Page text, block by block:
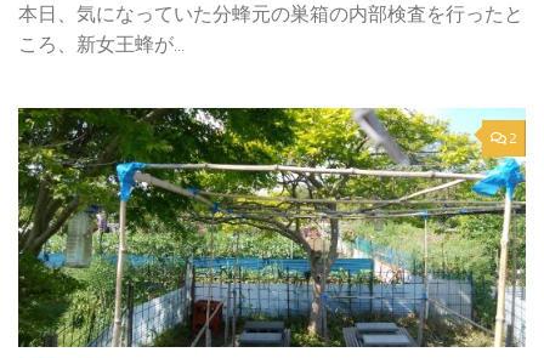
本日、気になっていた分蜂元の巣箱の内部検査を行ったと
ころ、新女王蜂が...
2